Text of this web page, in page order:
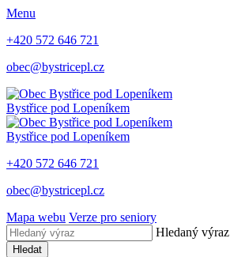
Menu
+420 572 646 721
obec@bystricepl.cz
Bystřice pod Lopeníkem
Bystřice pod Lopeníkem
+420 572 646 721
obec@bystricepl.cz
Mapa webu Verze pro seniory
Hledaný výraz
Hledat